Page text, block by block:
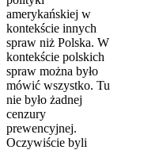
amerykańskiej w
kontekście innych
spraw niż Polska. W
kontekście polskich
spraw można było
mówić wszystko. Tu
nie było żadnej
cenzury
prewencyjnej.
Oczywiście byli